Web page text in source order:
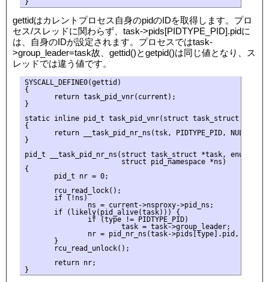
gettidはカレントプロセス自身のpidのIDを取得します。プロ
セス/スレッドに関わらず、task->pids[PIDTYPE_PID].pidに
は、自身のIDが設定されます。プロセスではtask-
>group_leader=task故、gettid()とgetpid()は同じ値となり、ス
レッドでは違う値です。
SYSCALL_DEFINE0(gettid)
{
       return task_pid_vnr(current);
}
static inline pid_t task_pid_vnr(struct task_struct *tsk)
{
       return __task_pid_nr_ns(tsk, PIDTYPE_PID, NULL);
}
pid_t __task_pid_nr_ns(struct task_struct *task, enum
                       struct pid_namespace *ns)
{
       pid_t nr = 0;
       rcu_read_lock();
       if (!ns)
               ns = current->nsproxy->pid_ns;
       if (likely(pid_alive(task))) {
               if (type != PIDTYPE_PID)
                       task = task->group_leader;
               nr = pid_nr_ns(task->pids[type].pid, ns);
       }
       rcu_read_unlock();
       return nr;